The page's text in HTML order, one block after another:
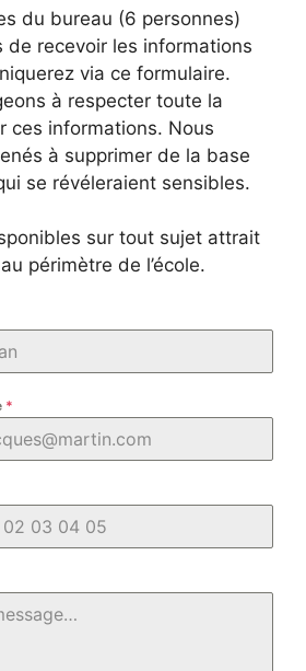
du bureau (6 personnes)
de recevoir les informations
via ce formulaire.
à respecter toute la
ces informations. Nous
à supprimer de la base
se révéleraient sensibles.
sur tout sujet attrait
périmètre de l’école.
*